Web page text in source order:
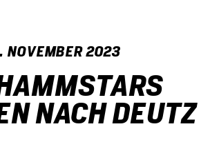
NOVEMBER 2023
NACH DEUTZ